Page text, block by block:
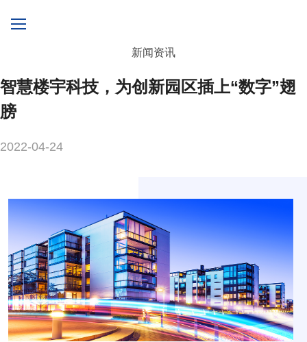
新闻资讯
智慧楼宇科技，为创新园区插上“数字”翅
膀
2022-04-24